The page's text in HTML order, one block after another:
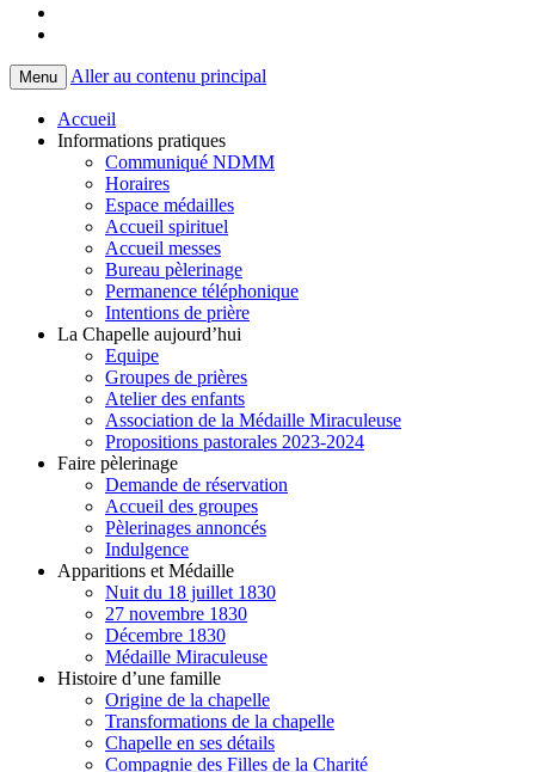
Menu Aller au contenu principal
Accueil
Informations pratiques
Communiqué NDMM
Horaires
Espace médailles
Accueil spirituel
Accueil messes
Bureau pèlerinage
Permanence téléphonique
Intentions de prière
La Chapelle aujourd’hui
Equipe
Groupes de prières
Atelier des enfants
Association de la Médaille Miraculeuse
Propositions pastorales 2023-2024
Faire pèlerinage
Demande de réservation
Accueil des groupes
Pèlerinages annoncés
Indulgence
Apparitions et Médaille
Nuit du 18 juillet 1830
27 novembre 1830
Décembre 1830
Médaille Miraculeuse
Histoire d’une famille
Origine de la chapelle
Transformations de la chapelle
Chapelle en ses détails
Compagnie des Filles de la Charité